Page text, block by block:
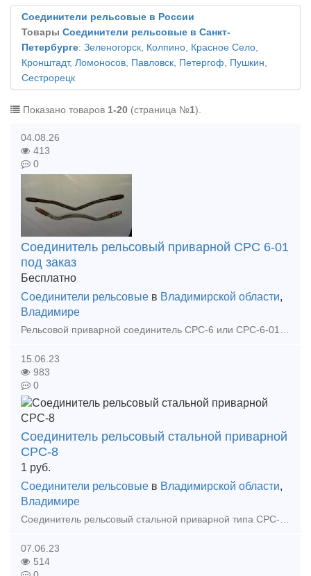
Соединители рельсовые в России
Товары Соединители рельсовые в Санкт-
Петербурге: Зеленогорск, Колпино, Красное Село,
Кронштадт, Ломоносов, Павловск, Петергоф, Пушкин,
Сестрорецк
Показано товаров 1-20 (страница №1).
04.08.26
413
0
Соединитель рельсовый приварной СРС 6-01
под заказ
Бесплатно
Соединители рельсовые в Владимирской области,
Владимире
Рельсовой приварной соединитель СРС-6 или СРС-6-01 — это стальной трос с фартучными контактными втулками на концах, опрессованными в цилиндрическую форму. Соединитель выполнен из гибкого стального оци
15.06.23
983
0
Соединитель рельсовый стальной приварной
СРС-8
1 руб.
Соединители рельсовые в Владимирской области,
Владимире
Соединитель рельсовый стальной приварной типа СРС-8-01 состоит из троса диаметром 6мм, заваренного по концам в стальные манжеты. В растянутом виде длина приварного соединения типа СРС-6 состав
07.06.23
514